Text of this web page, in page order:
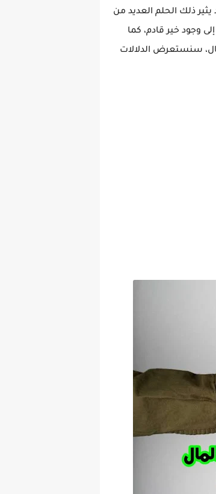
ذلك الحلم العديد من
وجود خير قادم، كما
سنستعرض الدلالات